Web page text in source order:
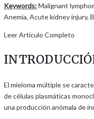
Keywords:Malignant
Anemia, Acute kidney injury,
Leer Artículo Completo
El mieloma múltiple se
de células plasmáticas
una producción anómala de